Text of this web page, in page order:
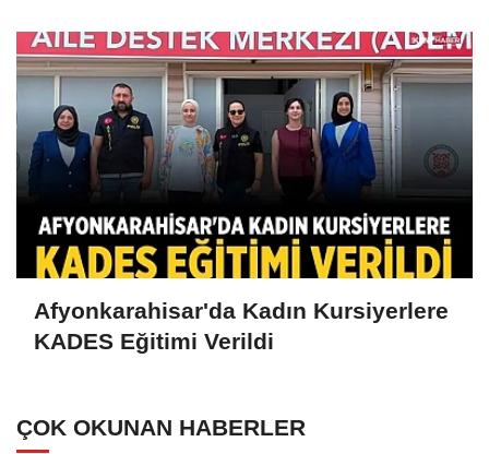
Afyonkarahisar'da Kadın Kursiyerlere
KADES Eğitimi Verildi
ÇOK OKUNAN HABERLER